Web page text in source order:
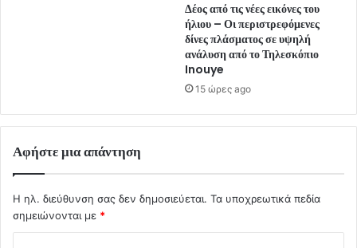
Δέος από τις νέες εικόνες του
ήλιου – Οι περιστρεφόμενες
δίνες πλάσματος σε υψηλή
ανάλυση από το Τηλεσκόπιο
Inouye
15 ώρες ago
Αφήστε μια απάντηση
Η ηλ. διεύθυνση σας δεν δημοσιεύεται. Τα υποχρεωτικά πεδία
σημειώνονται με *